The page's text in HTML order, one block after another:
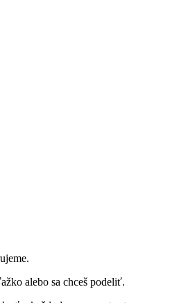
alebo sa chceš podeliť.